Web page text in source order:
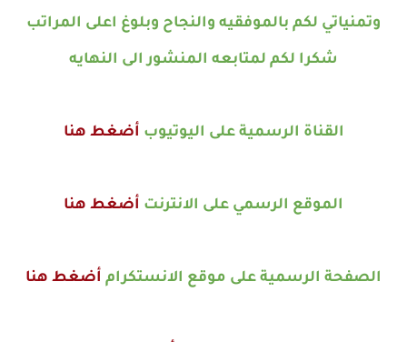
وتمنياتي لكم بالموفقيه والنجاح وبلوغ اعلى المراتب
شكرا لكم لمتابعه المنشور الى النهايه
القناة الرسمية على اليوتيوب أضغط هنا
الموقع الرسمي على الانترنت أضغط هنا
الصفحة الرسمية على موقع الانستكرام أضغط هنا